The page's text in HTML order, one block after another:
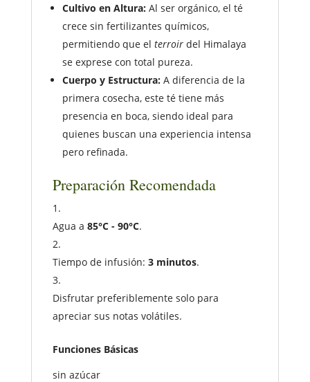
Cultivo en Altura:Al ser orgánico, el té
crece sin fertilizantes químicos,
permitiendo que el terroirdel Himalaya
se exprese con total pureza.
Cuerpo y Estructura:A diferencia de la
primera cosecha, este té tiene más
presencia en boca, siendo ideal para
quienes buscan una experiencia intensa
pero refinada.
Preparación Recomendada
Agua a 85°C - 90°C.
Tiempo de infusión: 3 minutos.
Disfrutar preferiblemente solo para
apreciar sus notas volátiles.
Funciones Básicas
sin azúcar